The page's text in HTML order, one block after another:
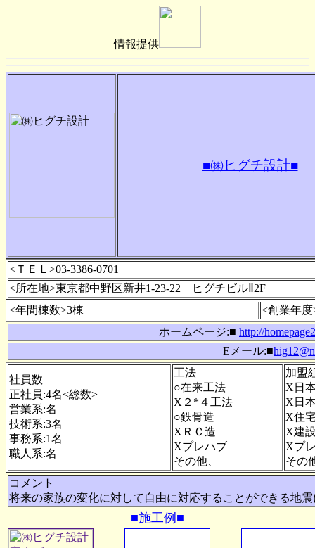
情報提供
■㈱ヒグチ設計■
<ＴＥＬ>03-3386-0701
<所在地>東京都中野区新井1-23-22 ヒグチビルⅡ2F
<年間棟数>3棟
<創業年度
ホームページ:■ http://
Eメール:■
社員数
正社員:4名<総数>
営業系:名
技術系:3名
事務系:1名
職人系:名
工法
○在来工法
X２*４工法
○鉄骨造
XＲＣ造
Xプレハブ
その他、
加盟
X日
X日
X住
X建
Xプ
その
コメント
将来の家族の変化に対して自由に対応することができる地
■施工例■